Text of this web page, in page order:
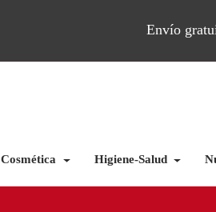
Envío
Cosmética Higiene-Salud